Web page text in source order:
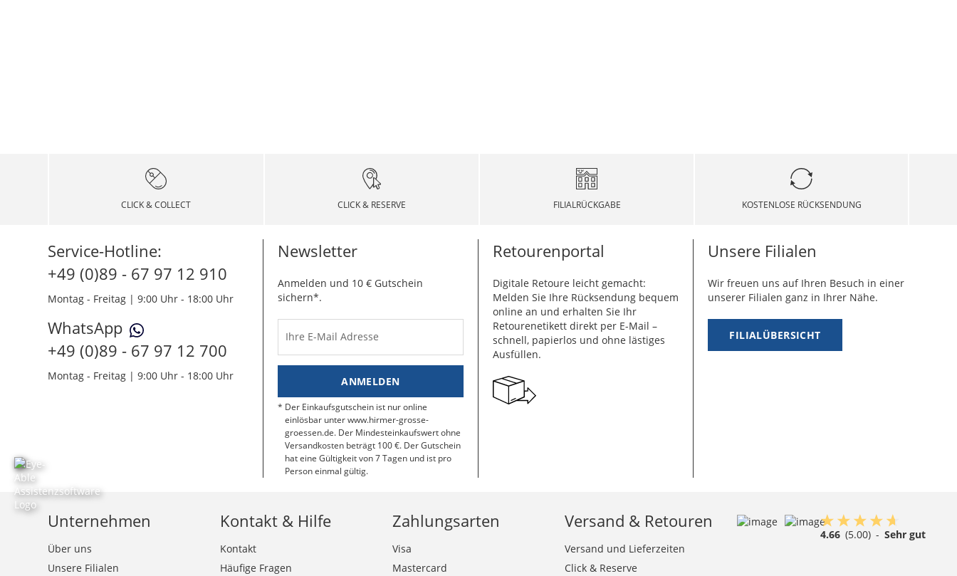
CLICK & COLLECT CLICK & RESERVE FILIALRÜCKGABE KOSTENLOSE RÜCKSENDUNG
Service-Hotline:
+49 (0)89 - 67 97 12 910
Montag - Freitag | 9:00 Uhr - 18:00 Uhr
WhatsApp
+49 (0)89 - 67 97 12 700
Montag - Freitag | 9:00 Uhr - 18:00 Uhr
Newsletter
Anmelden und 10 € Gutschein
sichern*.
Ihre E-Mail Adresse
ANMELDEN
Der Einkaufsgutschein ist nur online
einlösbar unter www.hirmer-grosse-
groessen.de. Der Mindesteinkaufswert ohne
Versandkosten beträgt 100 €. Der Gutschein
hat eine Gültigkeit von 7 Tagen und ist pro
Person einmal gültig.
Retourenportal
Digitale Retoure leicht gemacht:
Melden Sie Ihre Rücksendung bequem
online an und erhalten Sie Ihr
Retourenetikett direkt per E-Mail –
schnell, papierlos und ohne lästiges
Ausfüllen.
Unsere Filialen
Wir freuen uns auf Ihren Besuch in einer
unserer Filialen ganz in Ihrer Nähe.
FILIALÜBERSICHT
Unternehmen
Über uns
Unsere Filialen
Kontakt & Hilfe
Kontakt
Häufige Fragen
Zahlungsarten
Visa
Mastercard
Versand & Retouren
Versand und Lieferzeiten
Click & Reserve
4.66 (5.00) - Sehr gut